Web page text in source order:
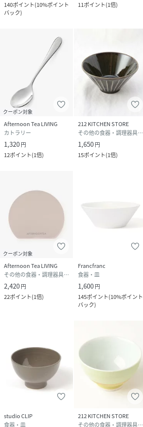
140ポイント(10%ポイント
バック)
11ポイント(1倍)
クーポン対象
Afternoon Tea LIVING
カトラリー
1,320円
12ポイント(1倍)
212 KITCHEN STORE
その他の食器・調理器具・キッチン用品
1,650円
15ポイント(1倍)
クーポン対象
Afternoon Tea LIVING
その他の食器・調理器具・キッチン用品
2,420円
22ポイント(1倍)
Francfranc
食器・皿
1,600円
145ポイント(10%ポイント
バック)
studio CLIP
食器・皿
212 KITCHEN STORE
その他の食器・調理器具・キッチン用品